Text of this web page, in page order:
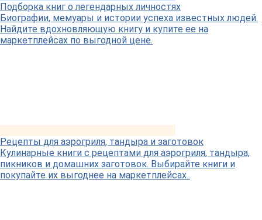
Подборка книг о легендарных личностях
Биографии, мемуары и истории успеха известных людей.
Найдите вдохновляющую книгу и купите ее на
маркетплейсах по выгодной цене.
Рецепты для аэрогриля, тандыра и заготовок
Кулинарные книги с рецептами для аэрогриля, тандыра,
пикников и домашних заготовок. Выбирайте книги и
покупайте их выгоднее на маркетплейсах..